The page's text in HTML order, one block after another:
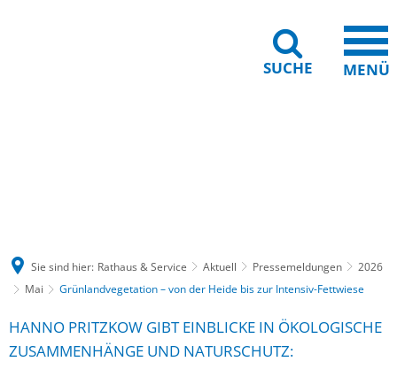
SUCHE MENÜ
Sie sind hier: Rathaus & Service Aktuell Pressemeldungen
2026
Mai
Grünlandvegetation – von der Heide bis zur Intensiv-Fettwiese
HANNO PRITZKOW GIBT EINBLICKE IN ÖKOLOGISCHE
ZUSAMMENHÄNGE UND NATURSCHUTZ: